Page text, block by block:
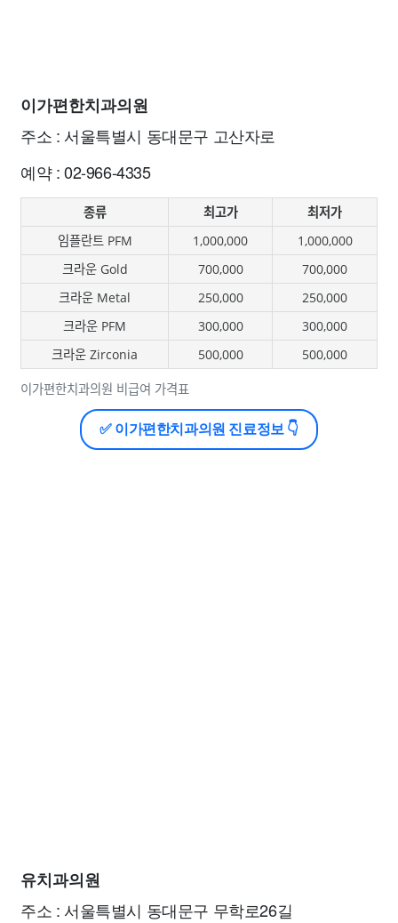
이가편한치과의원
주소 : 서울특별시 동대문구 고산자로
예약 : 02-966-4335
이가편한치과의원 비급여 가격표
종류 최고가
최저가
임플란트 PFM
1,000,000
1,000,000
크라운 Gold
700,000
700,000
크라운 Metal
250,000
250,000
크라운 PFM
300,000
300,000
크라운 Zirconia
500,000 500,000
✅ 이가편한치과의원 진료정보 👇
유치과의원
주소 : 서울특별시 동대문구 무학로26길